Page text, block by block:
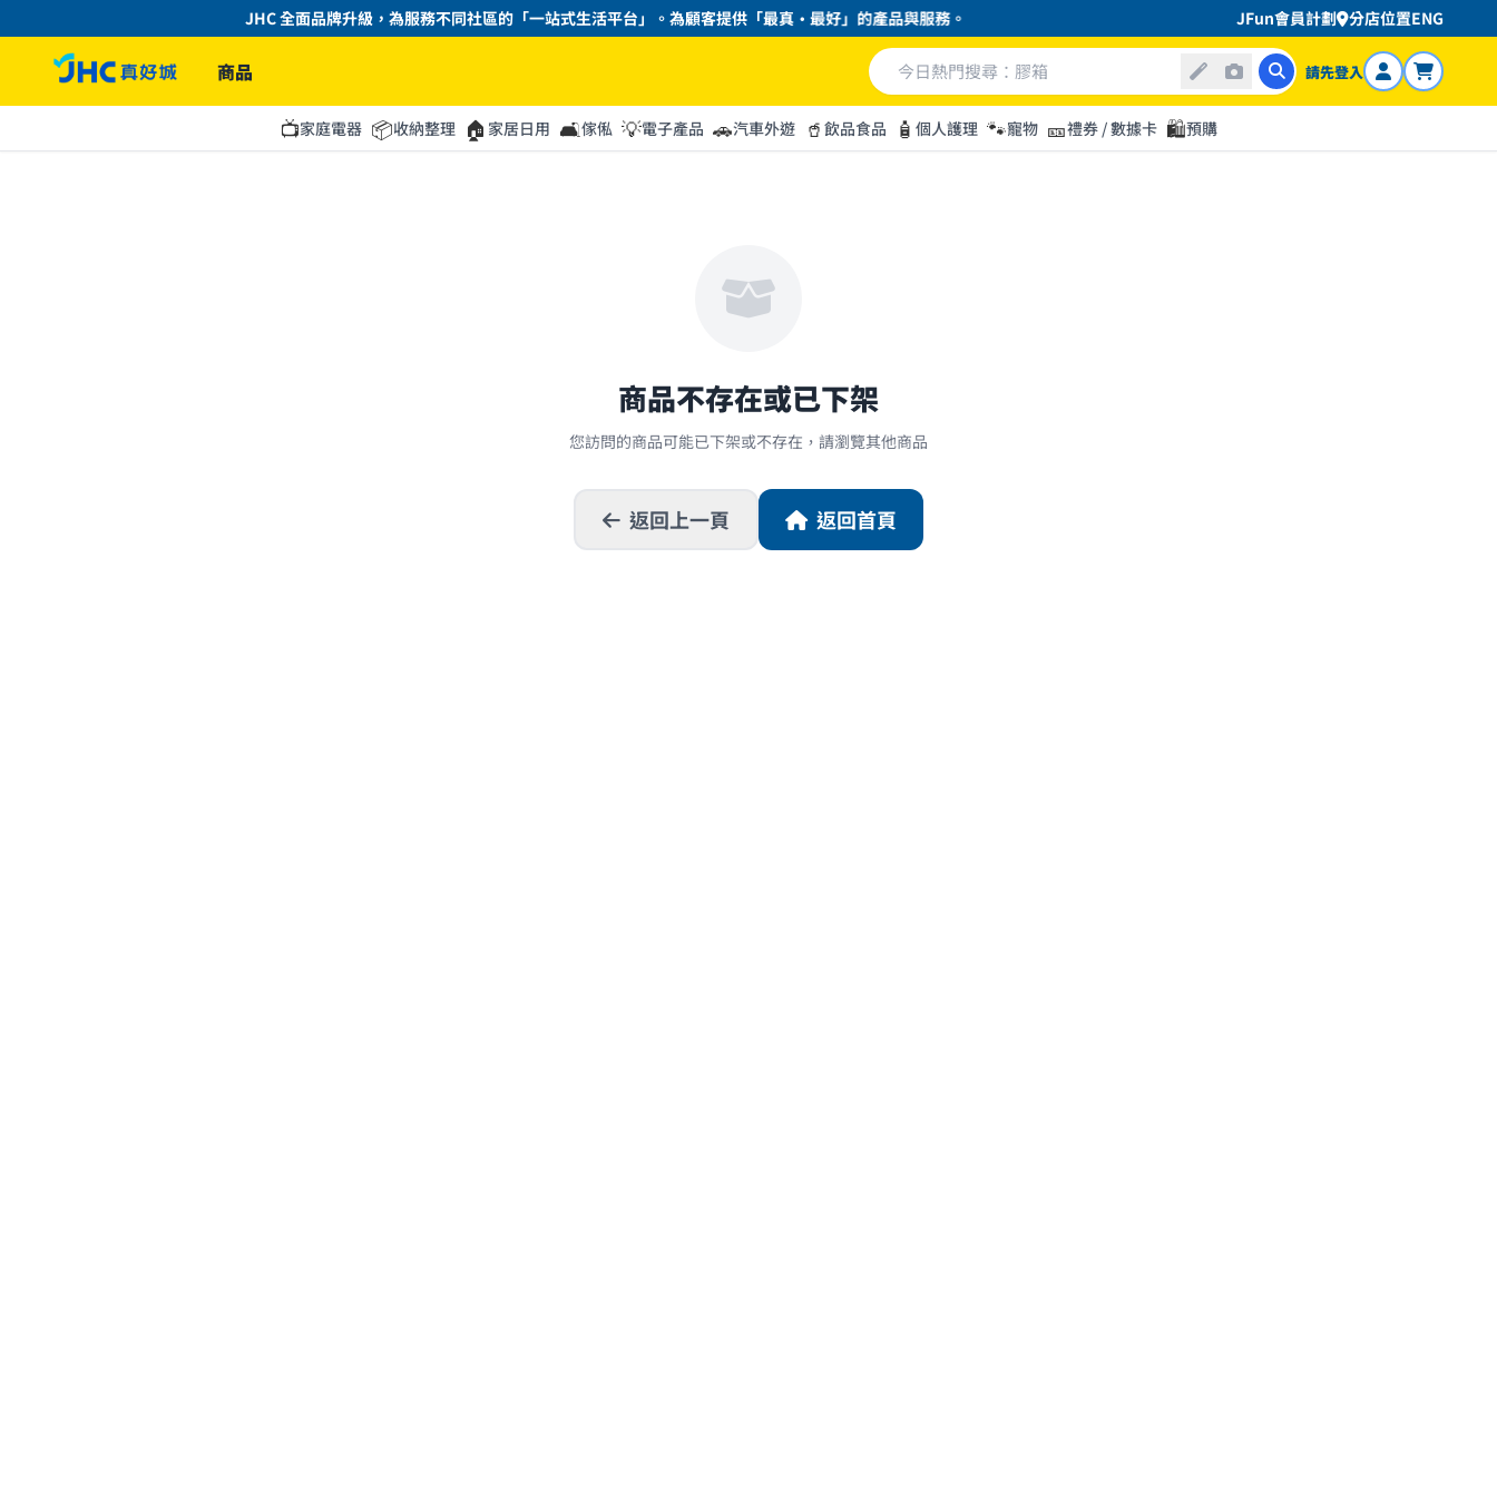
JHC 全面品牌升級，為服務不同社區的「一站式生活平台」。為顧客提供「最真・最好」的產品與服務。 JFun會員計劃 分店位置ENG
商品 請先登入
📺家庭電器 📦收納整理 🏠 家居日用 🛋️傢俬 💡電子產品 🚗汽車外遊 🥤 飲品食品 🧴 個人護理 🐾寵物 🎫禮券 / 數據卡 🛍️預購
商品不存在或已下架
您訪問的商品可能已下架或不存在，請瀏覽其他商品
返回上一頁 返回首頁